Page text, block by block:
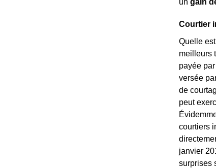
un gain
Courtier
Quelle
meilleurs
payée
versée
de
peut
courtiers
janvier
surprises